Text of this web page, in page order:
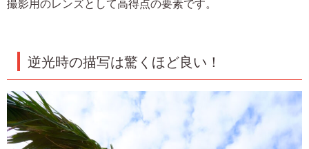
撮影用のレンズとして高得点の要素です。
逆光時の描写は驚くほど良い！